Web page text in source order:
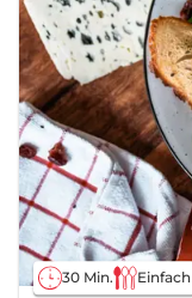
30 Min. Einfach